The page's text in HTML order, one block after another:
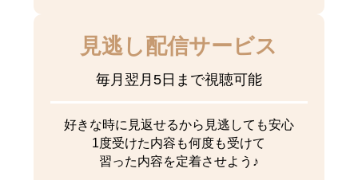
見逃し配信サービス
毎月翌月5日まで視聴可能
好きな時に見返せるから見逃しても安心
1度受けた内容も何度も受けて
習った内容を定着させよう♪